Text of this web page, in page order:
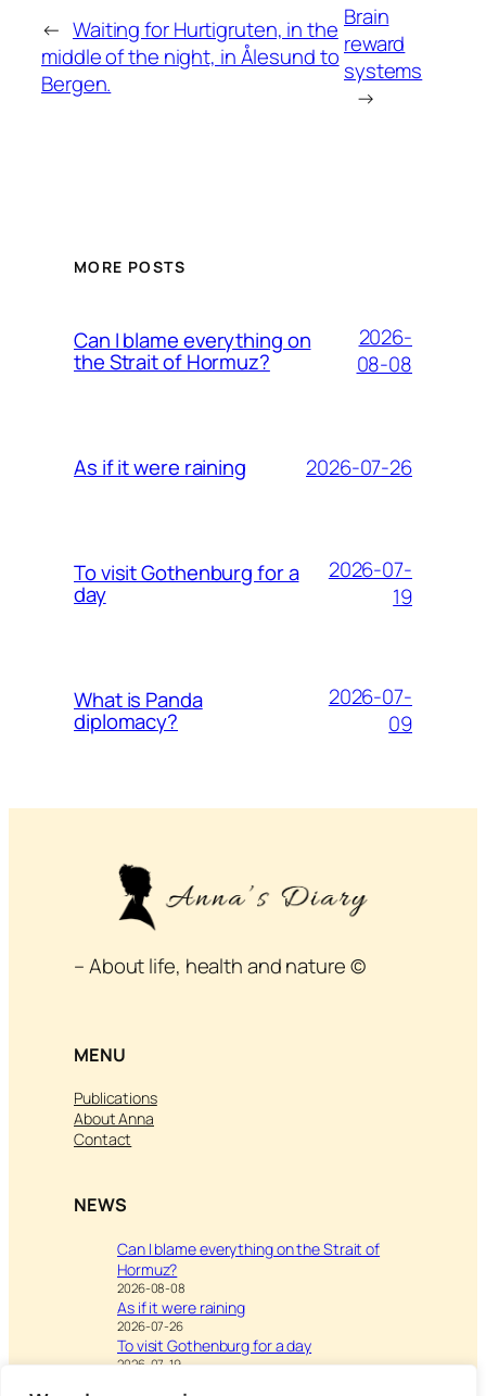
← Waiting for Hurtigruten, in the
middle of the night, in Ålesund to
Bergen.
Brain
reward
systems
→
MORE POSTS
Can I blame everything on
the Strait of Hormuz?
2026-
08-08
As if it were raining 2026-07-26
To visit Gothenburg for a
day
2026-07-
19
What is Panda
diplomacy?
2026-07-
09
– About life, health and nature ©
MENU
Publications
About Anna
Contact
NEWS
Can I blame everything on the Strait of
Hormuz?
2026-08-08
As if it were raining
2026-07-26
To visit Gothenburg for a day
2026-07-19